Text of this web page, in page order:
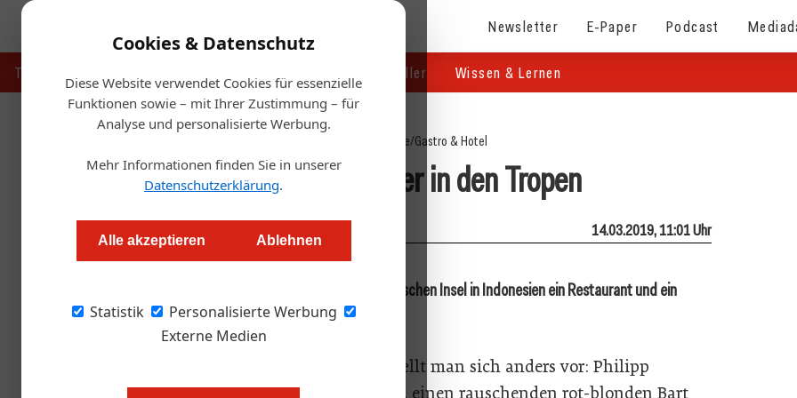
Cookies & Datenschutz
Diese Website verwendet Cookies für essenzielle
Funktionen sowie – mit Ihrer Zustimmung – für
Analyse und personalisierte Werbung.
Mehr Informationen finden Sie in unserer
Datenschutzerklärung.
Alle akzeptieren Ablehnen
Statistik
Personalisierte Werbung
Externe Medien
Newsletter E-Paper Podcast
Touristik Handel & Hersteller Wissen & Lernen
Startseite/Gastro & Hotel
Ein Gastgeber in den Tropen
Redaktion 14.03.2019, 11:01 Uhr
Ein Osttiroler Wirtssohn betreibt auf einer idyllischen Insel in Indonesien ein Restaurant und ein
kleines Bungalow-Hotel. Wie funktioniert das?
Restaurantbesitzer und Hoteliers stellt man sich anders vor: Philipp
Messner hat einen Kurzhaarschnitt, einen rauschenden rot-blonden Bart